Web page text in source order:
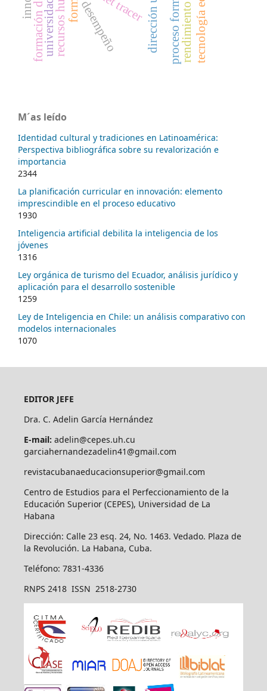
desempeño
universidades
M´as leído
Identidad cultural y tradiciones en Latinoamérica:
Perspectiva bibliográfica sobre su revalorización e
importancia
2344
La planificación curricular en innovación: elemento
imprescindible en el proceso educativo
1930
Inteligencia artificial debilita la inteligencia de los
jóvenes
1316
Ley orgánica de turismo del Ecuador, análisis jurídico y
aplicación para el desarrollo sostenible
1259
Ley de Inteligencia en Chile: un análisis comparativo con
modelos internacionales
1070
EDITOR JEFE
Dra. C. Adelin García Hernández
E-mail: adelin@cepes.uh.cu
garciahernandezadelin41@gmail.com
revistacubanaeducacionsuperior@gmail.com
Centro de Estudios para el Perfeccionamiento de la
Educación Superior (CEPES), Universidad de La
Habana
Dirección: Calle 23 esq. 24, No. 1463. Vedado. Plaza de
la Revolución. La Habana, Cuba.
Teléfono: 7831-4336
RNPS 2418 ISSN 2518-2730